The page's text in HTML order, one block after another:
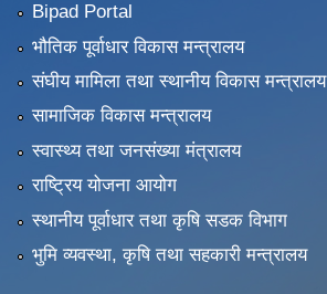
Bipad Portal
भौतिक पूर्वाधार विकास मन्त्रालय
संघीय मामिला तथा स्थानीय विकास मन्त्रालय
सामाजिक विकास मन्त्रालय
स्वास्थ्य तथा जनसंख्या मंत्रालय
राष्ट्रिय योजना आयोग
स्थानीय पूर्वाधार तथा कृषि सडक विभाग
भुमि व्यवस्था, कृषि तथा सहकारी मन्त्रालय